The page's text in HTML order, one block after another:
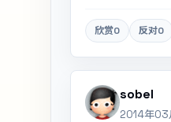
欣赏0 反对0
sobel
2014年03